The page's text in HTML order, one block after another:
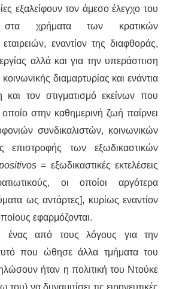
ες εξαλείφουντον άμεσο έλεγχο του
χρήματα των κρατικών
εναντίοντης διαφθοράς,
αλλά καιγια την υπεράσπιση
κοινωνικής διαμαρτυρίας καιενάντια
και τον στιγματισμό εκείνων που
οποίο στην καθημερινή ζωή παίρνει
ιών συνδικαλιστών, κοινωνικών
επιστροφήςτωνεξωδικαστικών
= εξωδικαστικές εκτελέσεις
οι οποίοι αργότερα
ως αντάρτες], κυρίως εναντίον
εφαρμόζονται.
ένας από τους λόγους για την
που ώθησε άλλα τμήματατου
ήταν η πολιτική του Ντούκε